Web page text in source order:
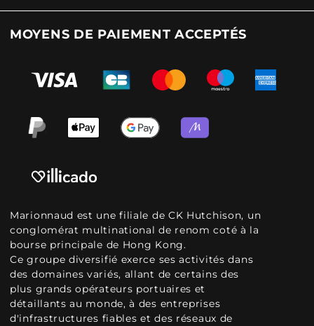
MOYENS DE PAIEMENT ACCEPTÉS
Marionnaud est une filiale de CK Hutchison, un
conglomérat multinational de renom coté à la
bourse principale de Hong Kong.
Ce groupe diversifié exerce ses activités dans
des domaines variés, allant de certains des
plus grands opérateurs portuaires et
détaillants au monde, à des entreprises
d'infrastructures fiables et des réseaux de